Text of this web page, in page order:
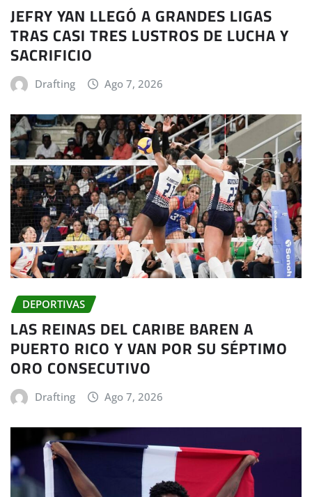
JEFRY YAN LLEGÓ A GRANDES LIGAS
TRAS CASI TRES LUSTROS DE LUCHA Y
SACRIFICIO
Drafting Ago 7, 2026
DEPORTIVAS
LAS REINAS DEL CARIBE BAREN A
PUERTO RICO Y VAN POR SU SÉPTIMO
ORO CONSECUTIVO
Drafting Ago 7, 2026